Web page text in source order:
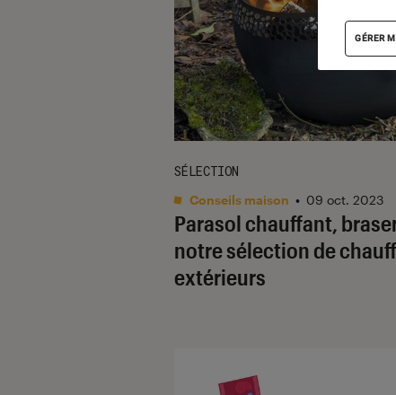
Parasol chauffant,
notre sélection de
extérieurs
SÉLECTION
Conseils maison • 09 oct. 2023
GÉRER